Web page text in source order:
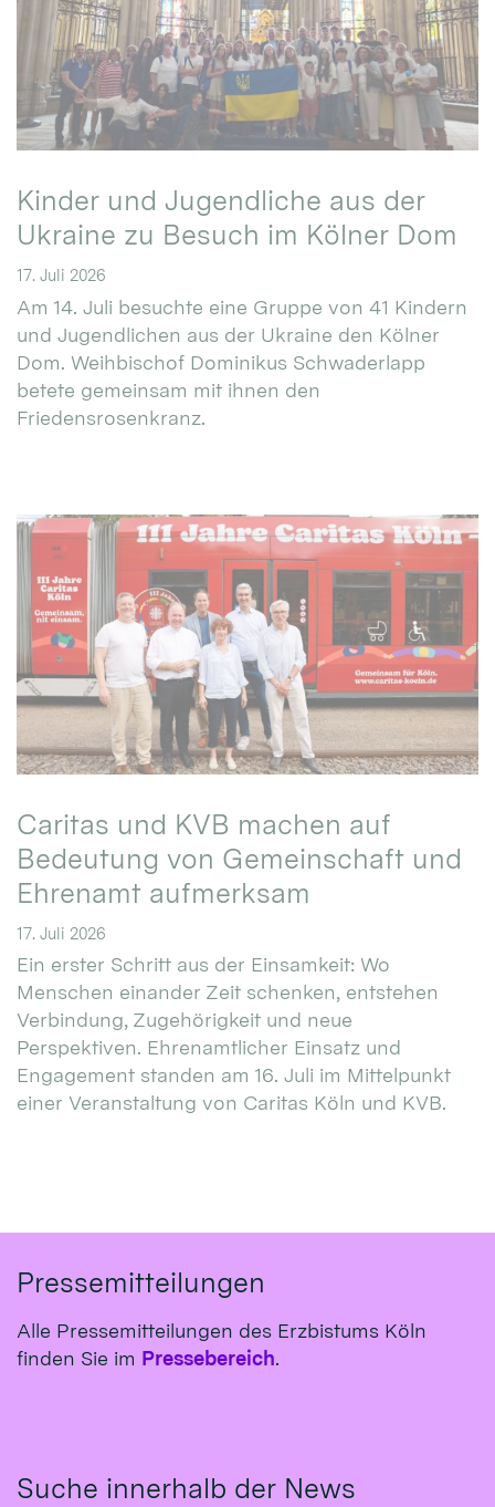
Kinder und Jugendliche aus der
Ukraine zu Besuch im Kölner Dom
17. Juli 2026
Am 14. Juli besuchte eine Gruppe von 41 Kindern
und Jugendlichen aus der Ukraine den Kölner
Dom. Weihbischof Dominikus Schwaderlapp
betete gemeinsam mit ihnen den
Friedensrosenkranz.
Caritas und KVB machen auf
Bedeutung von Gemeinschaft und
Ehrenamt aufmerksam
17. Juli 2026
Ein erster Schritt aus der Einsamkeit: Wo
Menschen einander Zeit schenken, entstehen
Verbindung, Zugehörigkeit und neue
Perspektiven. Ehrenamtlicher Einsatz und
Engagement standen am 16. Juli im Mittelpunkt
einer Veranstaltung von Caritas Köln und KVB.
Pressemitteilungen
Alle Pressemitteilungen des Erzbistums Köln
finden Sie im Pressebereich.
Suche innerhalb der News